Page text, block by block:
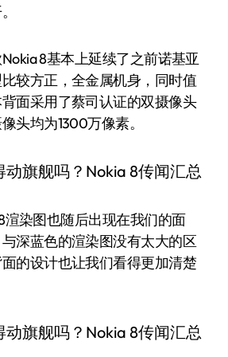
8基本上延续了之前诺基亚
较方正，全金属机身，同时值
面采用了蔡司认证的双摄像头
头均为1300万像素。
渲染图也随后出现在我们的面
深蓝色的渲染图没有太大的区
的设计也让我们看得更加清楚